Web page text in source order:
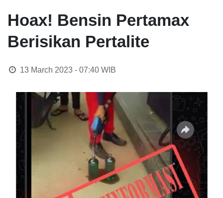
Hoax! Bensin Pertamax
Berisikan Pertalite
13 March 2023 - 07:40WIB